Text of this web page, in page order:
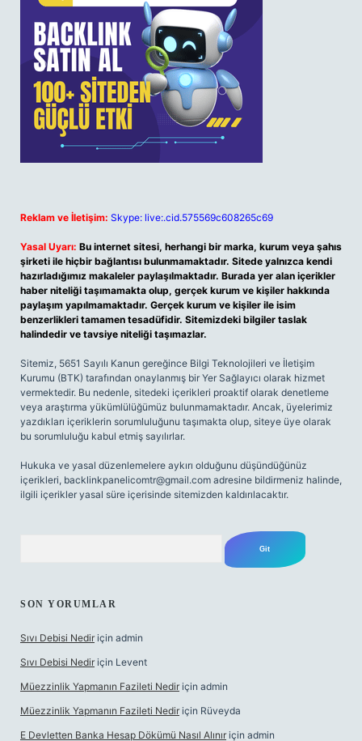
Reklam ve İletişim: Skype: live:.cid.575569c608265c69
Yasal Uyarı: Bu internet sitesi, herhangi bir marka, kurum veya şahıs
şirketi ile hiçbir bağlantısı bulunmamaktadır. Sitede yalnızca kendi
hazırladığımız makaleler paylaşılmaktadır. Burada yer alan içerikler
haber niteliği taşımamakta olup, gerçek kurum ve kişiler hakkında
paylaşım yapılmamaktadır. Gerçek kurum ve kişiler ile isim
benzerlikleri tamamen tesadüfidir. Sitemizdeki bilgiler taslak
halindedir ve tavsiye niteliği taşımazlar.
Sitemiz, 5651 Sayılı Kanun gereğince Bilgi Teknolojileri ve İletişim
Kurumu (BTK) tarafından onaylanmış bir Yer Sağlayıcı olarak hizmet
vermektedir. Bu nedenle, sitedeki içerikleri proaktif olarak denetleme
veya araştırma yükümlülüğümüz bulunmamaktadır. Ancak, üyelerimiz
yazdıkları içeriklerin sorumluluğunu taşımakta olup, siteye üye olarak
bu sorumluluğu kabul etmiş sayılırlar.
Hukuka ve yasal düzenlemelere aykırı olduğunu düşündüğünüz
içerikleri, backlinkpanelicomtr@gmail.com adresine bildirmeniz halinde,
ilgili içerikler yasal süre içerisinde sitemizden kaldırılacaktır.
SON YORUMLAR
Sıvı Debisi Nedir için admin
Sıvı Debisi Nedir için Levent
Müezzinlik Yapmanın Fazileti Nedir için admin
Müezzinlik Yapmanın Fazileti Nedir için Rüveyda
E Devletten Banka Hesap Dökümü Nasıl Alınır için admin